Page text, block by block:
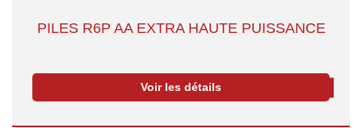
PILES R6P AA EXTRA HAUTE PUISSANCE
Voir les détails